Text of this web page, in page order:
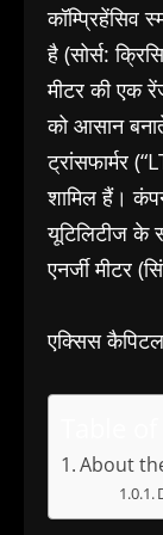
कॉम्प्रिहेंसिव
है (सोर्स:
मीटर की एक
को आसान
ट्रांसफार्मर
शामिल हैं।
यूटिलिटीज के
एनर्जी मीटर
एक्सिस
About